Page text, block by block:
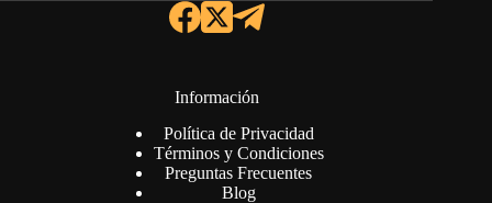
Información
Política de Privacidad
Términos y Condiciones
Preguntas Frecuentes
Blog